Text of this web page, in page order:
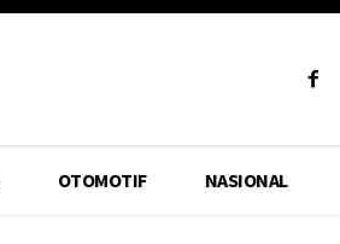
OTOMOTIF NASIONAL